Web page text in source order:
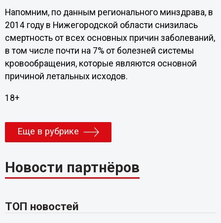
Напомним, по данным регионального минздрава, в
2014 году в Нижегородской области снизилась
смертность от всех основных причин заболеваний,
в том числе почти на 7% от болезней системы
кровообращения, которые являются основной
причиной летальных исходов.
18+
Еще в рубрике
Новости партнёров
ТОП новостей